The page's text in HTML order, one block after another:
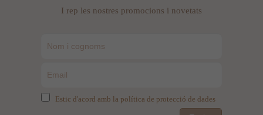
I rep les nostres promocions i novetats
Estic d'acord amb la política de protecció de dades